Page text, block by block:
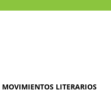
MOVIMIENTOS LITERARIOS